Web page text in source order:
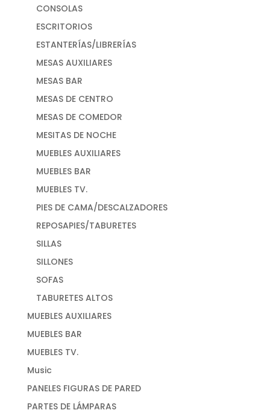
CONSOLAS
ESCRITORIOS
ESTANTERÍAS/LIBRERÍAS
MESAS AUXILIARES
MESAS BAR
MESAS DE CENTRO
MESAS DE COMEDOR
MESITAS DE NOCHE
MUEBLES AUXILIARES
MUEBLES BAR
MUEBLES TV.
PIES DE CAMA/DESCALZADORES
REPOSAPIES/TABURETES
SILLAS
SILLONES
SOFAS
TABURETES ALTOS
MUEBLES AUXILIARES
MUEBLES BAR
MUEBLES TV.
Music
PANELES FIGURAS DE PARED
PARTES DE LÁMPARAS